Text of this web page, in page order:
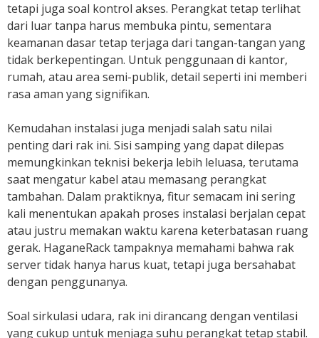
tetapi juga soal kontrol akses. Perangkat tetap terlihat
dari luar tanpa harus membuka pintu, sementara
keamanan dasar tetap terjaga dari tangan-tangan yang
tidak berkepentingan. Untuk penggunaan di kantor,
rumah, atau area semi-publik, detail seperti ini memberi
rasa aman yang signifikan.
Kemudahan instalasi juga menjadi salah satu nilai
penting dari rak ini. Sisi samping yang dapat dilepas
memungkinkan teknisi bekerja lebih leluasa, terutama
saat mengatur kabel atau memasang perangkat
tambahan. Dalam praktiknya, fitur semacam ini sering
kali menentukan apakah proses instalasi berjalan cepat
atau justru memakan waktu karena keterbatasan ruang
gerak. HaganeRack tampaknya memahami bahwa rak
server tidak hanya harus kuat, tetapi juga bersahabat
dengan penggunanya.
Soal sirkulasi udara, rak ini dirancang dengan ventilasi
yang cukup untuk menjaga suhu perangkat tetap stabil.